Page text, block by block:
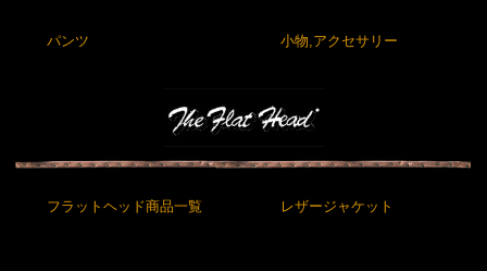
パンツ 小物,アクセサリー
フラットヘッド商品一覧 レザージャケット